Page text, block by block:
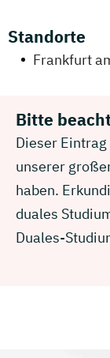
Standorte
Frankfurt
Bitte
Dieser
unserer
haben.
duales
Duales-